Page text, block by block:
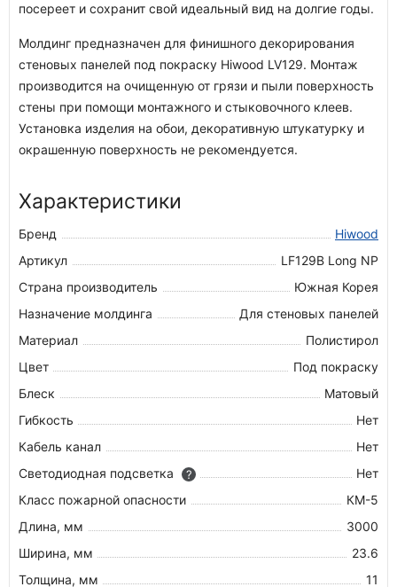
посереет и сохранит свой идеальный вид на долгие годы.
Молдинг предназначен для финишного декорирования
стеновых панелей под покраску Hiwood LV129. Монтаж
производится на очищенную от грязи и пыли поверхность
стены при помощи монтажного и стыковочного клеев.
Установка изделия на обои, декоративную штукатурку и
окрашенную поверхность не рекомендуется.
Характеристики
Бренд
Hiwood
Артикул
LF129B Long NP
Страна производитель
Южная Корея
Назначение молдинга
Для стеновых панелей
Материал
Полистирол
Цвет
Под покраску
Блеск
Матовый
Гибкость
Нет
Кабель канал
Нет
Светодиодная подсветка
?
Нет
Класс пожарной опасности
КМ-5
Длина, мм
3000
Ширина, мм
23.6
Толщина, мм
11